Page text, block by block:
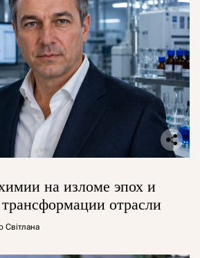
на изломе эпох и
трансформации отрасли
Світлана